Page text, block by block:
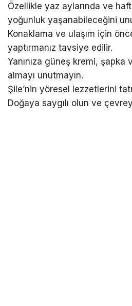
Özellikle yaz aylarında ve
yoğunluk yaşanabileceğini
Konaklama ve ulaşım için
yaptırmanız tavsiye edilir.
Yanınıza güneş kremi, şapka
almayı unutmayın.
Şile’nin yöresel lezzetlerini
Doğaya saygılı olun ve